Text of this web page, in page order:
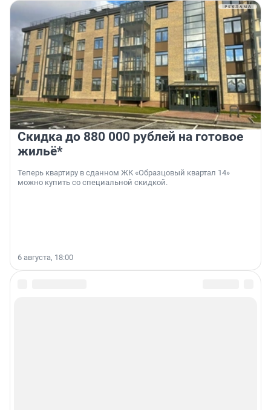
Скидка до 880 000 рублей на готовое
жильё*
Теперь квартиру в сданном ЖК «Образцовый квартал 14»
можно купить со специальной скидкой.
6 августа, 18:00